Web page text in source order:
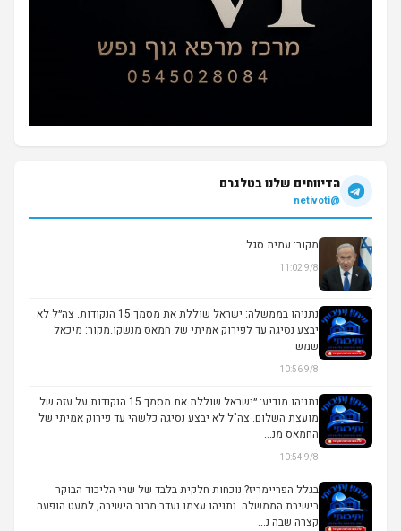
הדיווחים שלנו בטלגרם
@netivoti
▶
מקור: עמית סגל
9/8 11:02
נתניהו בממשלה: ישראל שוללת את מסמך 15 הנקודות. צה״ל לא
יבצע נסיגה עד לפירוק אמיתי של חמאס מנשקו.מקור: מיכאל
שמש
9/8 10:56
נתניהו מודיע: ״ישראל שוללת את מסמך 15 הנקודות על עזה של
מועצת השלום. צה"ל לא יבצע נסיגה כלשהי עד פירוק אמיתי של
החמאס מנ...
9/8 10:54
בגלל הפריימריז? נוכחות חלקית בלבד של שרי הליכוד הבוקר
בישיבת הממשלה. נתניהו עצמו נעדר מרוב הישיבה, למעט הופעה
קצרה שבה נ...